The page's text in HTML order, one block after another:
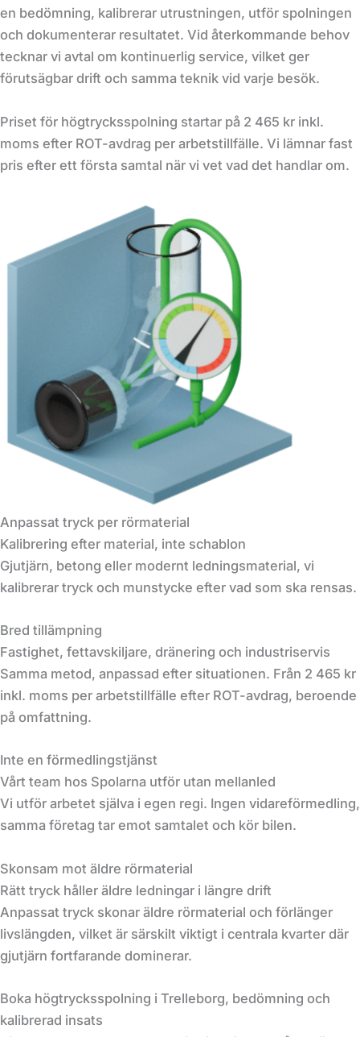
en bedömning, kalibrerar utrustningen, utför spolningen
och dokumenterar resultatet. Vid återkommande behov
tecknar vi avtal om kontinuerlig service, vilket ger
förutsägbar drift och samma teknik vid varje besök.
Priset för högtrycksspolning startar på 2 465 kr inkl.
moms efter ROT-avdrag per arbetstillfälle. Vi lämnar fast
pris efter ett första samtal när vi vet vad det handlar om.
Anpassat tryck per rörmaterial
Kalibrering efter material, inte schablon
Gjutjärn, betong eller modernt ledningsmaterial, vi
kalibrerar tryck och munstycke efter vad som ska rensas.
Bred tillämpning
Fastighet, fettavskiljare, dränering och industriservis
Samma metod, anpassad efter situationen. Från 2 465 kr
inkl. moms per arbetstillfälle efter ROT-avdrag, beroende
på omfattning.
Inte en förmedlingstjänst
Vårt team hos Spolarna utför utan mellanled
Vi utför arbetet själva i egen regi. Ingen vidareförmedling,
samma företag tar emot samtalet och kör bilen.
Skonsam mot äldre rörmaterial
Rätt tryck håller äldre ledningar i längre drift
Anpassat tryck skonar äldre rörmaterial och förlänger
livslängden, vilket är särskilt viktigt i centrala kvarter där
gjutjärn fortfarande dominerar.
Boka högtrycksspolning i Trelleborg, bedömning och
kalibrerad insats